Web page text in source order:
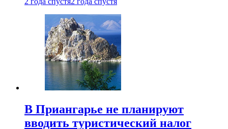
В Приангарье не планируют
вводить туристический налог